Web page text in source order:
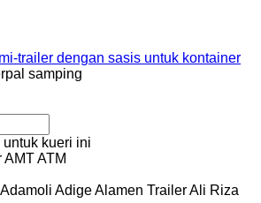
trailer dengan sasis untuk kontainer
samping
kueri ini
AMTATM
Adamoli AdigeAlamen TrailerAli Riza